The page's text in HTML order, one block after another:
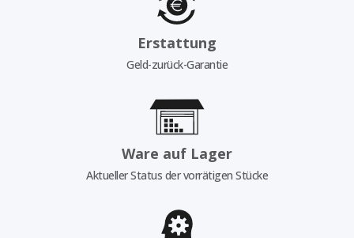
Erstattung
Geld-zurück-Garantie
Ware auf Lager
Aktueller Status der vorrätigen Stücke